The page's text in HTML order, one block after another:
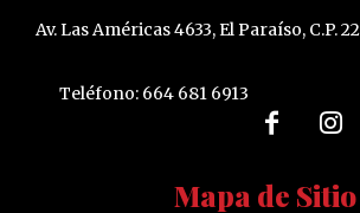
Av. Las Américas 4633, El Paraíso, C.P.
Teléfono: 664 681 6913
Mapa de Sitio